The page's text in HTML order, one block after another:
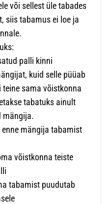
või sellest üle tabades
siis tabamus ei loe ja
palli kinni
kuid selle püüab
sama võistkonna
tabatuks ainult
mängija.
mängija tabamist
võistkonna teiste
tabamist puudutab